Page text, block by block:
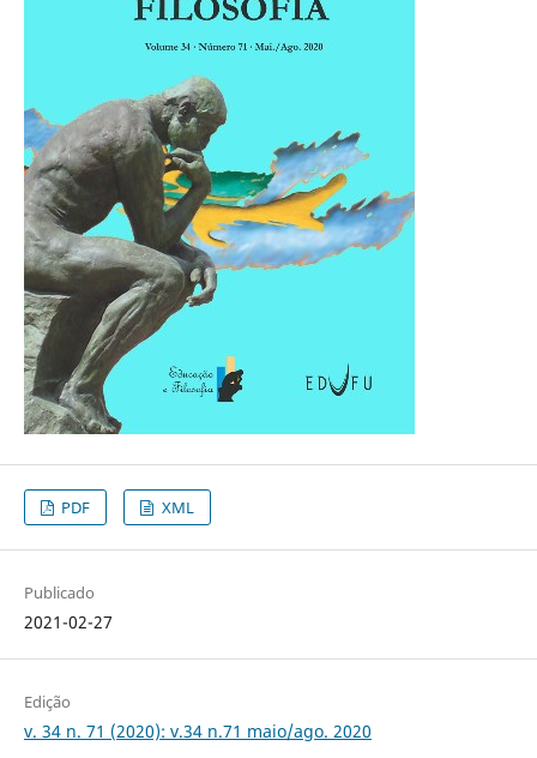
PDF XML
Publicado
2021-02-27
Edição
v. 34 n. 71 (2020): v.34 n.71 maio/ago. 2020